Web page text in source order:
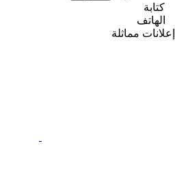
كتابة
الهاتف
إعلانات مماثلة